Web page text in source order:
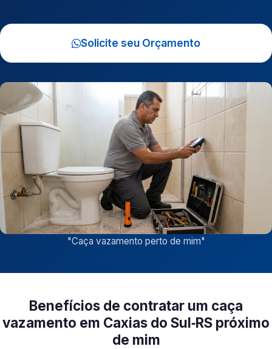
Solicite seu Orçamento
"Caça vazamento perto de mim"
Benefícios de contratar um caça
vazamento em Caxias do Sul‑RS próximo
de mim